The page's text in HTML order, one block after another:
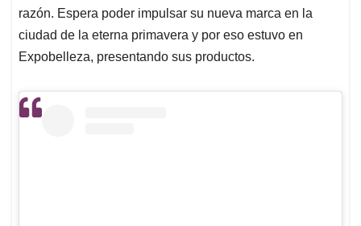
razón. Espera poder impulsar su nueva marca en la
ciudad de la eterna primavera y por eso estuvo en
Expobelleza, presentando sus productos.